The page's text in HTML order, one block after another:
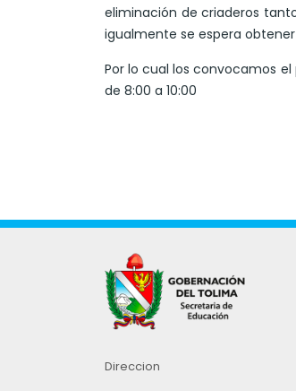
eliminación de criaderos
igualmente se espera
Por lo cual los convocamos el
de 8:00 a 10:00
Direccion